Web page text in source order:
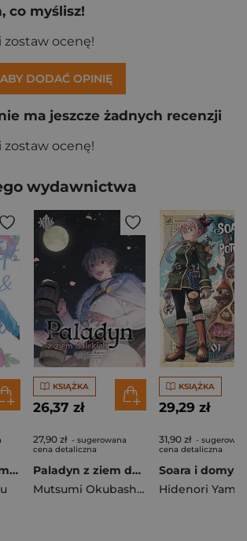
co myślisz!
ocenę!
DODAĆ OPINIĘ
ma jeszcze żadnych recenzji
ocenę!
wydawnictwa
Skip & Loafer tom 10
KSIĄŻKA
26,37 zł
27,90 zł - sugerowana
cena detaliczna
Paladyn z ziem dalekich. Tom 14
Mutsumi Okubashi
, Kususaga Rin
KSIĄŻKA
29,29 zł
31,90 zł -
cena detaliczna
Hidenori